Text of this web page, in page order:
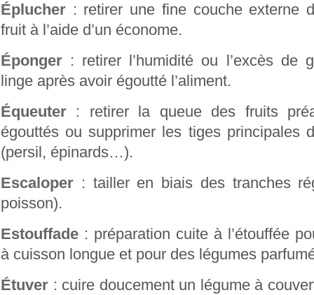
Éplucher : retirer une fine couche externe
fruit à l’aide d’un économe.
Éponger : retirer l’humidité ou l’excès de
linge après avoir égoutté l’aliment.
Équeuter : retirer la queue des fruits
égouttés ou supprimer les tiges principales
(persil, épinards…).
Escaloper : tailler en biais des tranches
poisson).
Estouffade : préparation cuite à l’étouffée
à cuisson longue et pour des légumes
Étuver : cuire doucement un légume à